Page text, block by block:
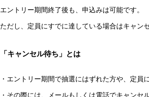
エントリー期間終了後も、申込みは可能です。
ただし、定員にすでに達している場合はキャン
「キャンセル待ち」とは
・エントリー期間で抽選にはずれた方や、定員
・その際には、メールもしくは電話でキャンセ